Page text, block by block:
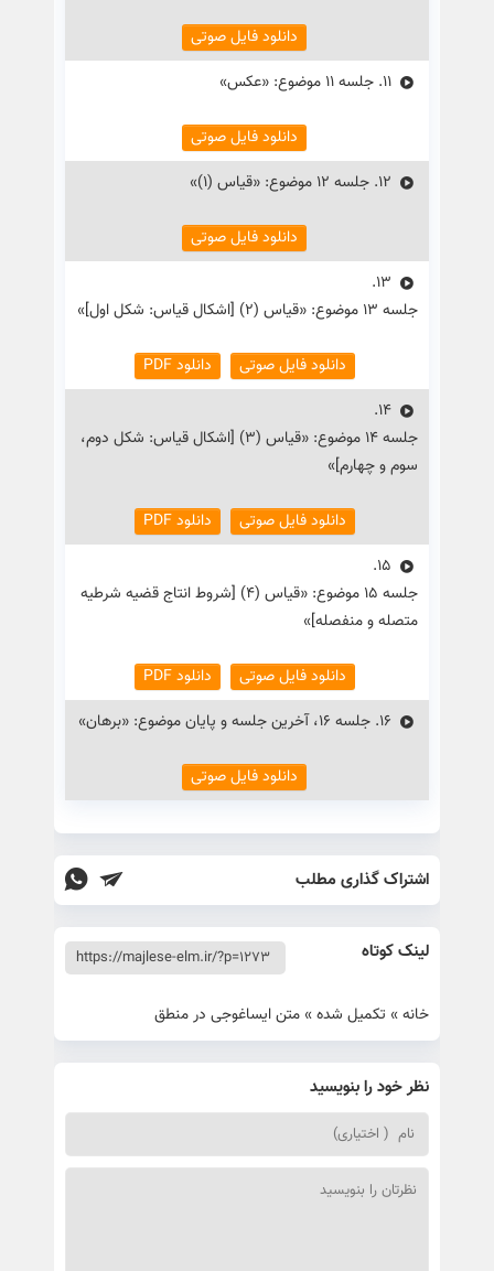
دانلود فایل صوتی
11. جلسه ۱۱ موضوع: «عکس»
دانلود فایل صوتی
12. جلسه ۱۲ موضوع: «قیاس (۱)»
دانلود فایل صوتی
13.
جلسه ۱۳ موضوع: «قیاس (۲) [اشکال قیاس: شکل اول]»
دانلود فایل صوتی
دانلود PDF
14.
جلسه ۱۴ موضوع: «قیاس (۳) [اشکال قیاس: شکل دوم،
سوم و چهارم]»
دانلود فایل صوتی
دانلود PDF
15.
جلسه ۱۵ موضوع: «قیاس (۴) [شروط انتاج قضیه شرطیه
متصله و منفصله]»
دانلود فایل صوتی
دانلود PDF
16. جلسه ۱۶، آخرین جلسه و پایان موضوع: «برهان»
دانلود فایل صوتی
اشتراک گذاری مطلب
لینک کوتاه
خانه» تکمیل شده» متن ایساغوجی در منطق
نظر خود را بنویسید